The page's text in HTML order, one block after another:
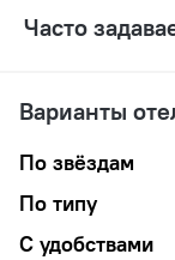
Часто
Варианты
По звёздам
По типу
С удобствами